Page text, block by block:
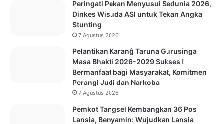
Peringati Pekan Menyusui Sedunia 2026,
Dinkes Wisuda ASI untuk Tekan Angka
Stunting
7 Agustus 2026
Pelantikan Karanĝ Taruna Gurusinga
Masa Bhakti 2026-2029 Sukses !
Bermanfaat bagi Masyarakat, Komitmen
Perangi Judi dan Narkoba
7 Agustus 2026
Pemkot Tangsel Kembangkan 36 Pos
Lansia, Benyamin: Wujudkan Lansia